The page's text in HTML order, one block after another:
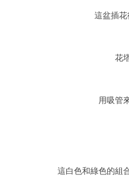
這盆插花
花
用吸管
這白色和綠色的組